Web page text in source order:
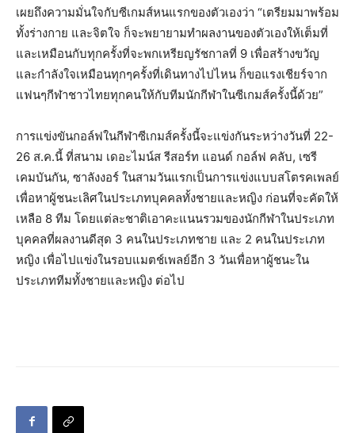
เผยถึงความมั่นใจกับซีเกมส์หนแรกของตัวเองว่า “เตรียมมาพร้อม
ทั้งร่างกาย และจิตใจ ก็จะพยายามทำผลงานของตัวเองให้เต็มที่
และเหมือนกับทุกครั้งที่จะพกเหรียญรัชกาลที่ 9 เพื่อสร้างขวัญ
และกำลังใจเหมือนทุกๆครั้งที่เดินทางไปไหน ก็ขอแรงเชียร์จาก
แฟนๆกีฬาชาวไทยทุกคนให้กับทีมนักกีฬาในซีเกมส์ครั้งนี้ด้วย”
การแข่งขันกอล์ฟในกีฬาซีเกมส์ครั้งนี้จะแข่งกันระหว่างวันที่ 22-
26 ส.ค.นี้ ที่สนาม เดอะไมน์ส รีสอร์ท แอนด์ กอล์ฟ คลับ, เซรี
เคมบันกัน, ซาลังงอร์ ในสามวันแรกเป็นการแข่งแบบสโตรคเพลย์
เพื่อหาผู้ชนะเลิศในประเภทบุคคลทั้งชายและหญิง ก่อนที่จะคัดให้
เหลือ 8 ทีม โดยแต่ละชาติเอาคะแนนรวมของนักกีฬาในประเภท
บุคคลที่ผลงานดีสุด 3 คนในประเภทชาย และ 2 คนในประเภท
หญิง เพื่อไปแข่งในรอบแมตช์เพลย์อีก 3 วันเพื่อหาผู้ชนะใน
ประเภททีมทั้งชายและหญิง ต่อไป